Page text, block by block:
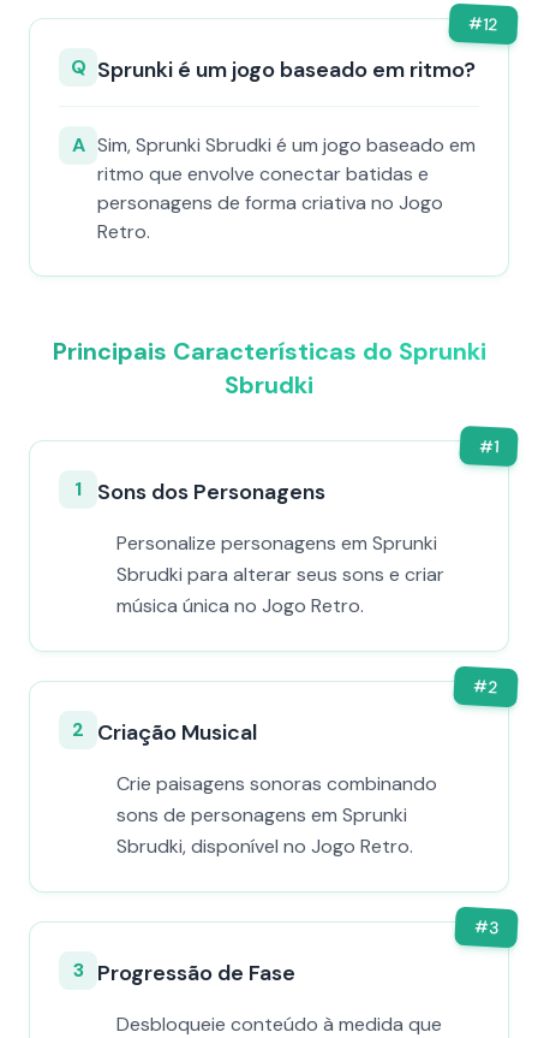
#12
Q Sprunki é um jogo baseado em ritmo?
A Sim, Sprunki Sbrudki é um jogo baseado em
ritmo que envolve conectar batidas e
personagens de forma criativa no Jogo
Retro.
Principais Características do Sprunki
Sbrudki
#1
1 Sons dos Personagens
Personalize personagens em Sprunki
Sbrudki para alterar seus sons e criar
música única no Jogo Retro.
#2
2 Criação Musical
Crie paisagens sonoras combinando
sons de personagens em Sprunki
Sbrudki, disponível no Jogo Retro.
#3
3 Progressão de Fase
Desbloqueie conteúdo à medida que